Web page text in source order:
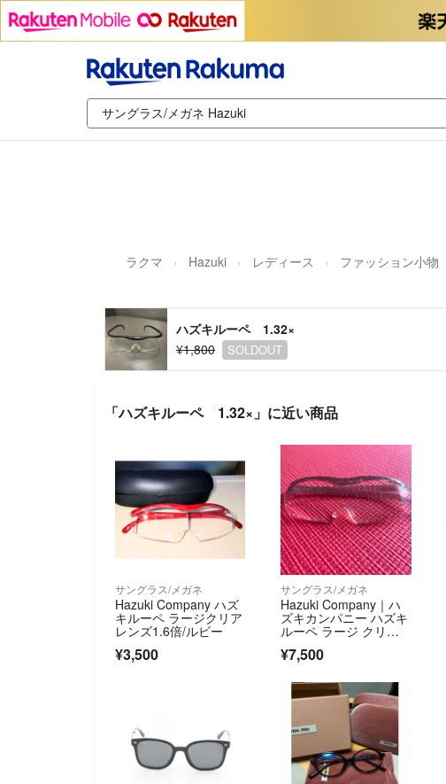
ラクマ Hazuki レディース ファッション小物
ハズキルーペ 1.32×
¥1,800
SOLDOUT
「ハズキルーペ 1.32×」に近い商品
サングラス/メガネ
Hazuki Company ハズ
キルーペ ラージクリア
レンズ1.6倍/ルビー
¥3,500
サングラス/メガネ
Hazuki Company｜ハ
ズキカンパニー ハズキ
ルーペ ラージ クリア
レンズ 1.85倍 チタン
カラー
¥7,500